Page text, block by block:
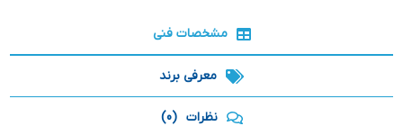
مشخصات فنی
معرفی برند
نظرات (0)